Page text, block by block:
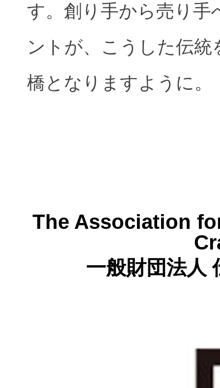
す。創り手から売り手
ントが、こうした伝
橋となりますように。
The Association
一般財団法人